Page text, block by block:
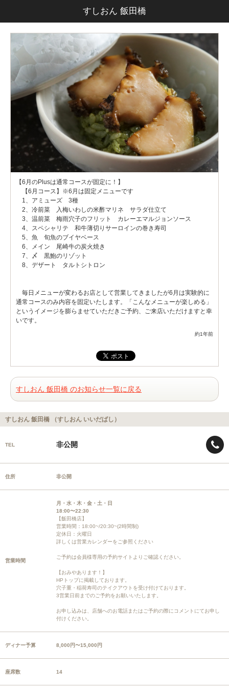
すしおん 飯田橋
【6月のPlusは通常コースが固定に！】
【6月コース】※6月は固定メニューです
1、アミューズ 3種
2、冷前菜 入梅いわしの米酢マリネ サラダ仕立て
3、温前菜 梅雨穴子のフリット カレーエマルジョンソース
4、スペシャリテ 和牛薄切りサーロインの巻き寿司
5、魚 旬魚のブイヤベース
6、メイン 尾崎牛の炭火焼き
7、〆 黒鮑のリゾット
8、デザート タルトシトロン
毎日メニューが変わるお店として営業してきましたが6月は実験的に
通常コースのみ内容を固定いたします。「こんなメニューが楽しめる」
というイメージを膨らませていただきご予約、ご来店いただけますと幸
いです。
約1年前
すしおん 飯田橋 のお知らせ一覧に戻る
すしおん 飯田橋 （すしおん いいだばし）
TEL 非公開
住所 非公開
営業時間
月・水・木・金・土・日
18:00〜22:30
【飯田橋店】
営業時間：18:00~/20:30~(2時間制)
定休日：火曜日
詳しくは営業カレンダーをご参照ください
ご予約は会員様専用の予約サイトよりご確認ください。
【おみやあります！】
HPトップに掲載しております。
穴子重・稲荷寿司のテイクアウトを受け付けております。
3営業日前までのご予約をお願いいたします。
お申し込みは、店舗へのお電話またはご予約の際にコメントにてお申し
付けください。
ディナー予算 8,000円〜15,000円
座席数 14